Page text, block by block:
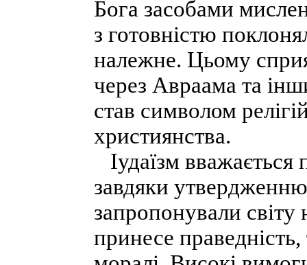
Бога засобами
з готовністю
належне. Цьому
через Авраама та
став символом
християнства.
Іудаїзм
завдяки
запропонували
принесе